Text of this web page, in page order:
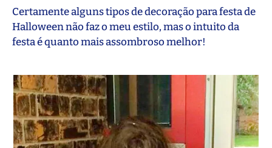
Certamente alguns tipos de decoração para festa de
Halloween não faz o meu estilo, mas o intuito da
festa é quanto mais assombroso melhor!